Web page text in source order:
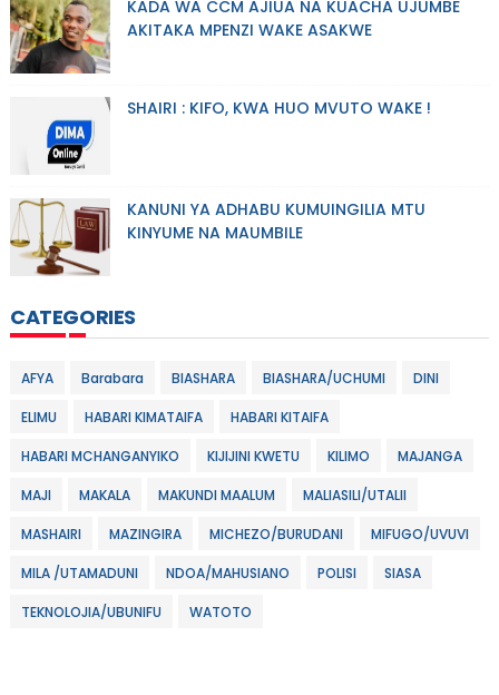
KADA WA CCM AJIUA NA KUACHA UJUMBE
AKITAKA MPENZI WAKE ASAKWE
SHAIRI : KIFO, KWA HUO MVUTO WAKE !
KANUNI YA ADHABU KUMUINGILIA MTU
KINYUME NA MAUMBILE
CATEGORIES
AFYA Barabara BIASHARA BIASHARA/UCHUMI DINI
ELIMU HABARI KIMATAIFA HABARI KITAIFA
HABARI MCHANGANYIKO KIJIJINI KWETU KILIMO MAJANGA
MAJI MAKALA MAKUNDI MAALUM MALIASILI/UTALII
MASHAIRI MAZINGIRA MICHEZO/BURUDANI MIFUGO/UVUVI
MILA /UTAMADUNI NDOA/MAHUSIANO POLISI SIASA
TEKNOLOJIA/UBUNIFU WATOTO